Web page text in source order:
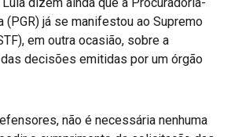
(PGR) já se manifestou ao Supremo
em outra ocasião, sobre a
decisões emitidas por um órgão
não é necessária nenhuma